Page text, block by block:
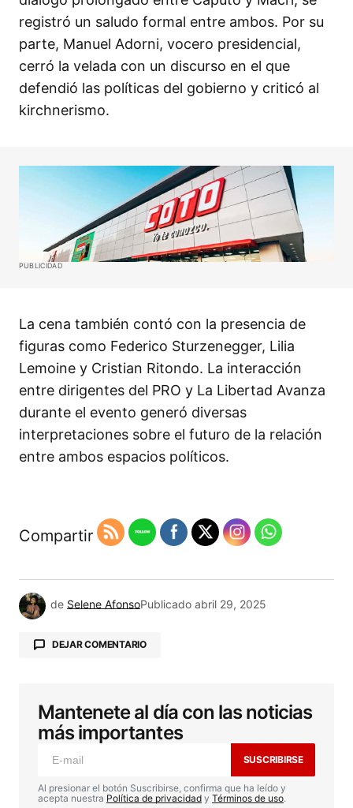
registró un saludo formal entre ambos. Por su
parte, Manuel Adorni, vocero presidencial,
cerró la velada con un discurso en el que
defendió las políticas del gobierno y criticó al
kirchnerismo.​
PUBLICIDAD
La cena también contó con la presencia de
figuras como Federico Sturzenegger, Lilia
Lemoine y Cristian Ritondo. La interacción
entre dirigentes del PRO y La Libertad Avanza
durante el evento generó diversas
interpretaciones sobre el futuro de la relación
entre ambos espacios políticos.
Compartir
de Selene AfonsoPublicado abril 29, 2025
DEJAR COMENTARIO
Tu dirección de correo electrónico no será
publicada. Los campos obligatorios están
marcados con *
Comentario*
Mantenete al día con las noticias
más importantes
SUSCRIBIRSE
Al presionar el botón Suscribirse, confirma que ha leído y
acepta nuestra Política de privacidad y Términos de uso.